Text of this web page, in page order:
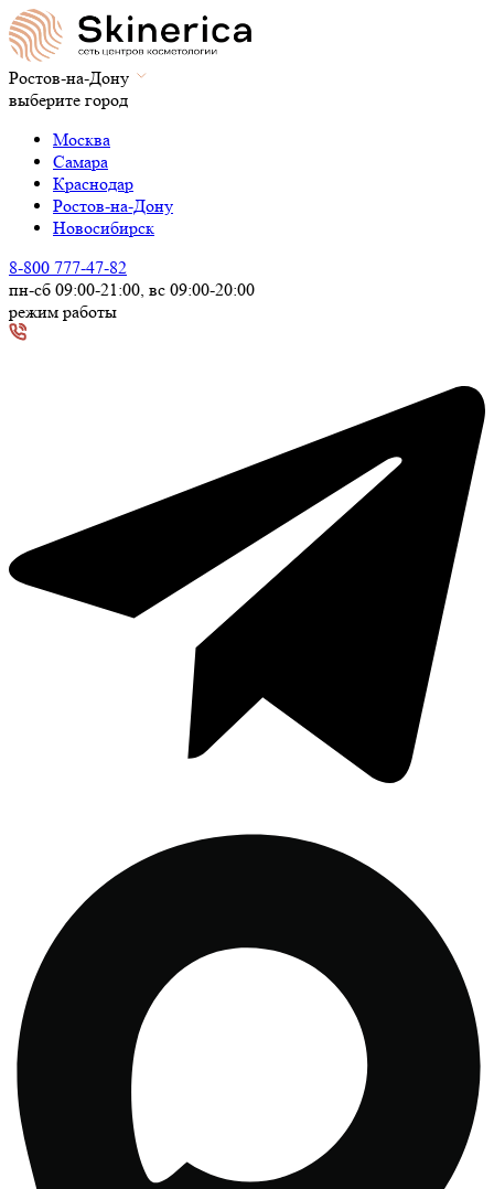
Ростов-на-Дону
выберите город
Москва
Самара
Краснодар
Ростов-на-Дону
Новосибирск
8-800 777-47-82
пн-сб 09:00-21:00, вс 09:00-20:00
режим работы